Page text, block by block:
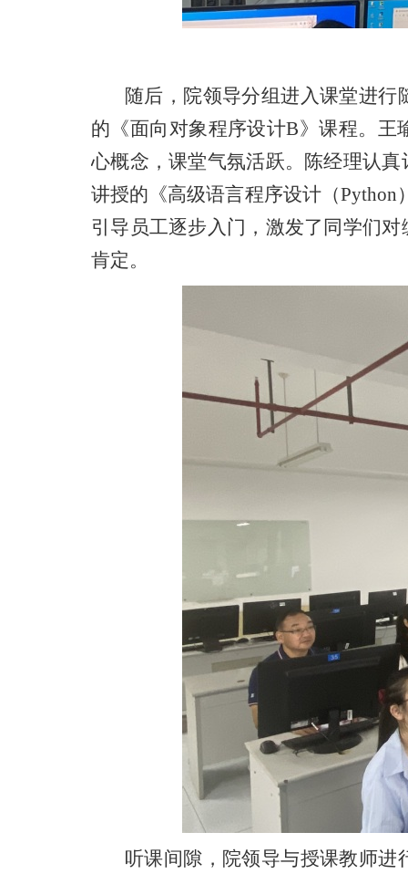
随后，院领导分组进入课堂进
的《面向对象程序设计B》课程。
心概念，课堂气氛活跃。陈经理认
讲授的《高级语言程序设计（
引导员工逐步入门，激发了同学们
肯定。
听课间隙，院领导与授课教师